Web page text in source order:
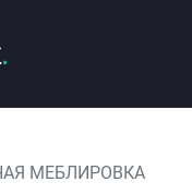
.
МЕБЛИРОВКА